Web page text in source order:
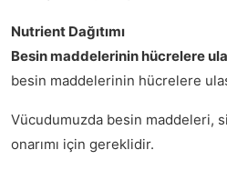
Nutrient Dağıtımı
Besin maddelerinin hücrelere
besin maddelerinin hücrelere
Vücudumuzda besin maddeleri,
onarımı için gereklidir.